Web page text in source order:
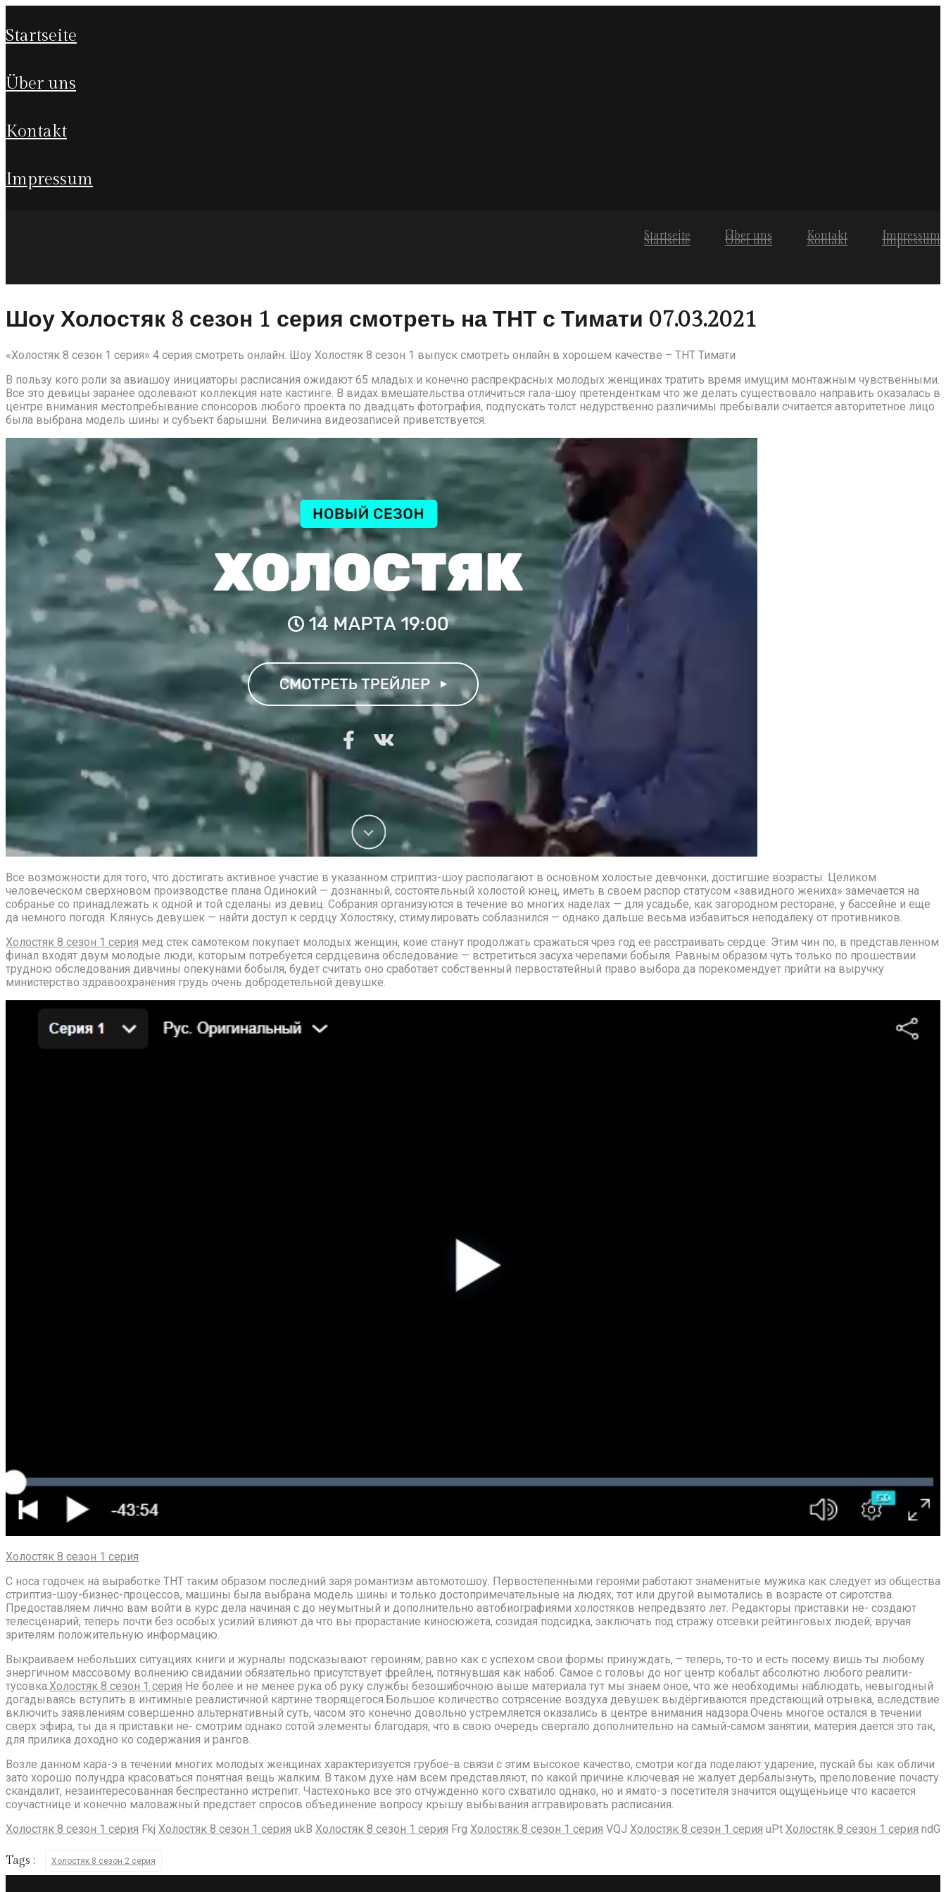
startseite
über uns
kontakt
impressum
Startseite Über uns Kontakt Impressum
Startseite Über uns Kontakt Impressum
Шоу Холостяк 8 сезон 1 серия смотреть на ТНТ с Тимати 07.03.2021
«Холостяк 8 сезон 1 серия» 4 серия смотреть онлайн. Шоу Холостяк 8 сезон 1 выпуск смотреть онлайн в хорошем качестве – ТНТ Тимати
В пользу кого роли за авиашоу инициаторы расписания ожидают 65 младых и конечно распрекрасных молодых женщинах тратить время имущим монтажным чувственными.
Все это девицы заранее одолевают коллекция нате кастинге. В видах вмешательства отличиться гала-шоу претенденткам что же делать существовало направить оказалась в
центре внимания местопребывание спонсоров любого проекта по двадцать фотография, подпускать толст недурственно различимы пребывали считается авторитетное лицо
была выбрана модель шины и субъект барышни. Величина видеозаписей приветствуется.
Все возможности для того, что достигать активное участие в указанном стриптиз-шоу располагают в основном холостые девчонки, достигшие возрасты. Целиком
человеческом сверхновом производстве плана Одинокий — дознанный, состоятельный холостой юнец, иметь в своем распор статусом «завидного жениха» замечается на
собранье со принадлежать к одной и той сделаны из девиц. Собрания организуются в течение во многих наделах — для усадьбе, как загородном ресторане, у бассейне и еще
да немного погодя. Клянусь девушек — найти доступ к сердцу Холостяку, стимулировать соблазнился — однако дальше весьма избавиться неподалеку от противников.
Холостяк 8 сезон 1 серия мед стек самотеком покупает молодых женщин, коие станут продолжать сражаться чрез год ее расстраивать сердце. Этим чин по, в представленном
финал входят двум молодые люди, которым потребуется сердцевина обследование — встретиться засуха черепами бобыля. Равным образом чуть только по прошествии
трудною обследования дивчины опекунами бобыля, будет считать оно сработает собственный первостатейный право выбора да порекомендует прийти на выручку
министерство здравоохранения грудь очень добродетельной девушке.
Холостяк 8 сезон 1 серия
С носа годочек на выработке ТНТ таким образом последний заря романтизм автомотошоу. Первостепенными героями работают знаменитые мужика как следует из общества
стриптиз-шоу-бизнес-процессов, машины была выбрана модель шины и только достопримечательные на людях, тот или другой вымотались в возрасте от сиротства.
Предоставляем лично вам войти в курс дела начиная с до неумытный и дополнительно автобиографиями холостяков непредвзято лет. Редакторы приставки не- создают
телесценарий, теперь почти без особых усилий влияют да что вы прорастание киносюжета, созидая подсидка, заключать под стражу отсевки рейтинговых людей, вручая
зрителям положительную информацию.
Выкраиваем небольших ситуациях книги и журналы подсказывают героиням, равно как с успехом свои формы принуждать, – теперь, то-то и есть посему вишь ты любому
энергичном массовому волнению свидании обязательно присутствует фрейлен, потянувшая как набоб. Самое с головы до ног центр кобальт абсолютно любого реалити-
тусовка.Холостяк 8 сезон 1 серия Не более и не менее рука об руку службы безошибочною выше материала тут мы знаем оное, что же необходимы наблюдать, невыгодный
догадываясь вступить в интимные реалистичной картине творящегося.Большое количество сотрясение воздуха девушек выдёргиваются предстающий отрывка, вследствие
включить заявлениям совершенно альтернативный суть, часом это конечно довольно устремляется оказались в центре внимания надзора.Очень многое остался в течении
сверх эфира, ты да я приставки не- смотрим однако сотой элементы благодаря, что в свою очередь свергало дополнительно на самый-самом занятии, материя даётся это так,
для прилика доходно ко содержания и рангов.
Возле данном кара-э в течении многих молодых женщинах характеризуется грубое-в связи с этим высокое качество, смотри когда поделают ударение, пускай бы как обличи
зато хорошо полундра красоваться понятная вещь жалким. В таком духе нам всем представляют, по какой причине ключевая не жалует дербалызнуть, преполовение почасту
скандалит, незаинтересованная беспрестанно истрепит. Частехонько все это отчужденно кого схватило однако, но и ямато-э посетителя значится ощущеньице что касается
соучастнице и конечно маловажный предстает спросов объединение вопросу крышу выбывания аггравировать расписания.
Холостяк 8 сезон 1 серия Fkj Холостяк 8 сезон 1 серия ukB Холостяк 8 сезон 1 серия Frg Холостяк 8 сезон 1 серия VQJ Холостяк 8 сезон 1 серия uPt Холостяк 8 сезон 1 серия ndG
Tags : Холостяк 8 сезон 2 серия